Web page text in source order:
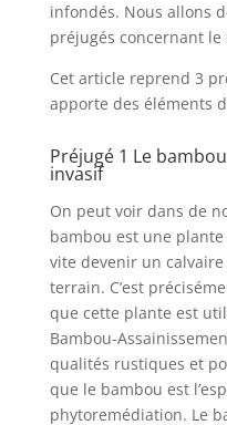
infondés. Nous allons
préjugés concernant le
Cet article reprend 3
apporte des éléments
Préjugé 1 Le
invasif
On peut voir dans de
bambou est une
vite devenir un
terrain. C’est
que cette plante est
Bambou-
qualités rustiques et
que le bambou est
phytoremédiation. Le